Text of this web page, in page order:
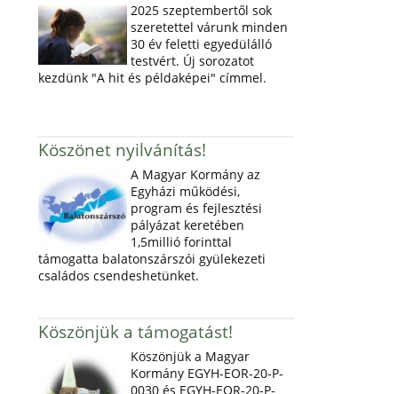
2025 szeptembertől sok
szeretettel várunk minden
30 év feletti egyedülálló
testvért. Új sorozatot
kezdünk "A hit és példaképei" címmel.
Köszönet nyilvánítás!
A Magyar Kormány az
Egyházi működési,
program és fejlesztési
pályázat keretében
1,5millió forinttal
támogatta balatonszárszói gyülekezeti
családos csendeshetünket.
Köszönjük a támogatást!
Köszönjük a Magyar
Kormány EGYH-EOR-20-P-
0030 és EGYH-EOR-20-P-